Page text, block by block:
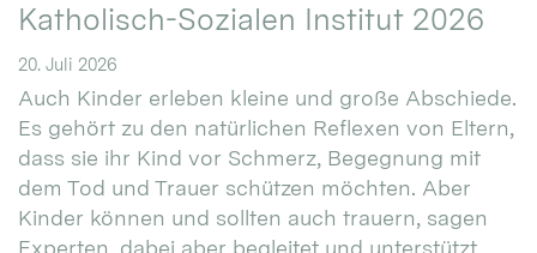
Katholisch-Sozialen Institut 2026
20. Juli 2026
Auch Kinder erleben kleine und große Abschiede.
Es gehört zu den natürlichen Reflexen von Eltern,
dass sie ihr Kind vor Schmerz, Begegnung mit
dem Tod und Trauer schützen möchten. Aber
Kinder können und sollten auch trauern, sagen
Experten, dabei aber begleitet und unterstützt